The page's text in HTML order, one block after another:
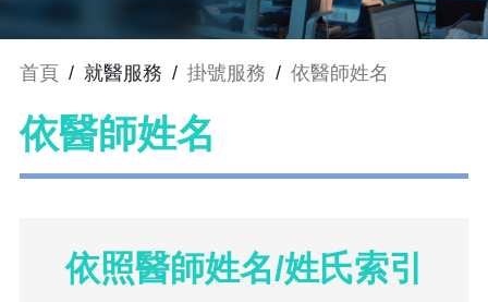
首頁 / 就醫服務 / 掛號服務 / 依醫師姓名
依醫師姓名
依照醫師姓名/姓氏索引